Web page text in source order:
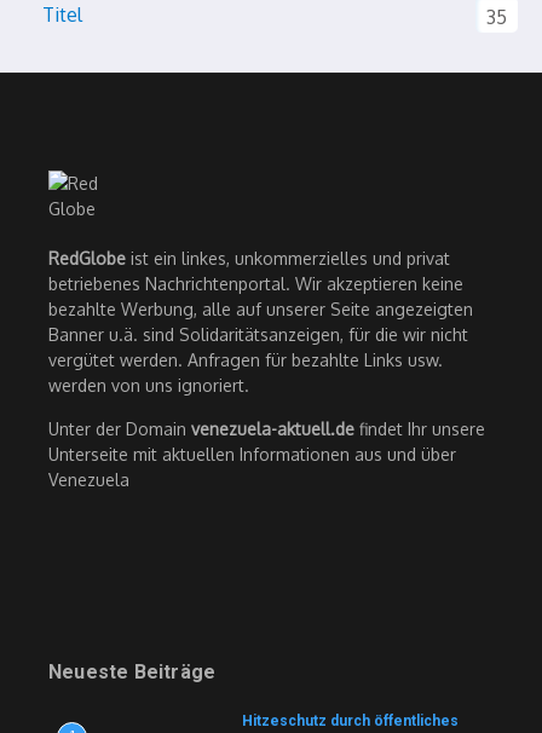
Titel
35
RedGlobe ist ein linkes, unkommerzielles und privat
betriebenes Nachrichtenportal. Wir akzeptieren keine
bezahlte Werbung, alle auf unserer Seite angezeigten
Banner u.ä. sind Solidaritätsanzeigen, für die wir nicht
vergütet werden. Anfragen für bezahlte Links usw.
werden von uns ignoriert.
Unter der Domain venezuela-aktuell.de findet Ihr unsere
Unterseite mit aktuellen Informationen aus und über
Venezuela
Neueste Beiträge
Hitzeschutz durch öffentliches